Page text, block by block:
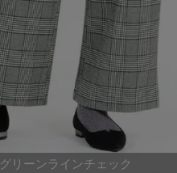
グリーンラインチェック